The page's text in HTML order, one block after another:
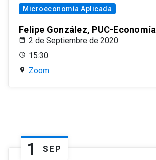
Microeconomía Aplicada
Felipe González, PUC-Economía
2 de Septiembre de 2020
15:30
Zoom
1 SEP